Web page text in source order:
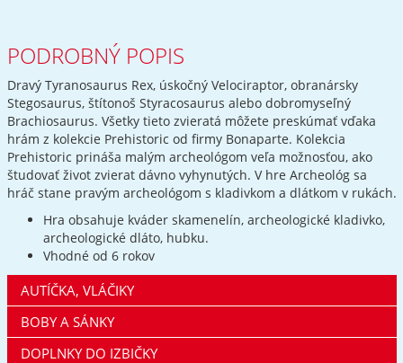
PODROBNÝ POPIS
Dravý Tyranosaurus Rex, úskočný Velociraptor, obranársky
Stegosaurus, štítonoš Styracosaurus alebo dobromyseľný
Brachiosaurus. Všetky tieto zvieratá môžete preskúmať vďaka
hrám z kolekcie Prehistoric od firmy Bonaparte. Kolekcia
Prehistoric prináša malým archeológom veľa možnosťou, ako
študovať život zvierat dávno vyhynutých. V hre Archeológ sa
hráč stane pravým archeológom s kladivkom a dlátkom v rukách.
Hra obsahuje kváder skamenelín, archeologické kladivko,
archeologické dláto, hubku.
Vhodné od 6 rokov
AUTÍČKA, VLÁČIKY
BOBY A SÁNKY
DOPLNKY DO IZBIČKY